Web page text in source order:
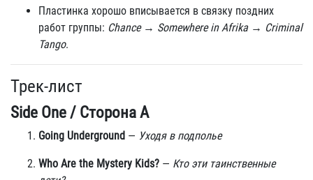
Пластинка хорошо вписывается в связку поздних
работ группы: Chance→ Somewhere in Afrika→ Criminal
Tango.
Трек-лист
Side One / Сторона A
Going Underground — Уходя в подполье
Who Are the Mystery Kids? — Кто эти таинственные